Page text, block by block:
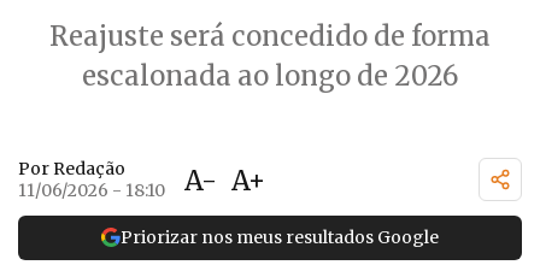
Reajuste será concedido de forma
escalonada ao longo de 2026
Por Redação
11/06/2026 - 18:10
A- A+
Priorizar nos meus resultados Google